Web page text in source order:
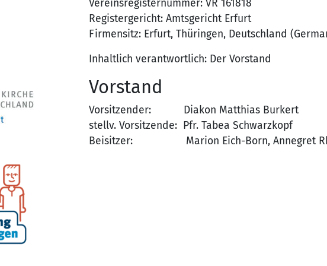
Vereinsregisternummer: VR 161818
Registergericht: Amtsgericht Erfurt
Firmensitz: Erfurt, Thüringen, Deutschland
Inhaltlich verantwortlich: Der Vorstand
Vorstand
Vorsitzender: Diakon Matthias Burkert
stellv. Vorsitzende: Pfr. Tabea Schwarzkopf
Beisitzer: Marion Eich-Born, Annegret